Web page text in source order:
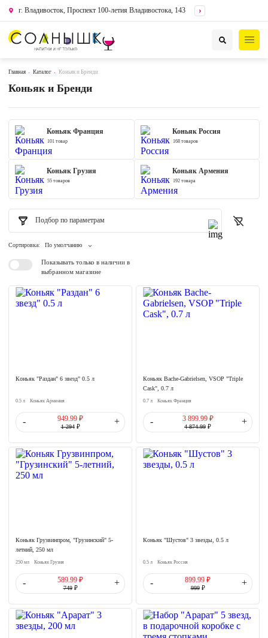
г. Владивосток, Проспект 100-летия Владивостока, 143
Главная Каталог Коньяк и Бренди
Коньяк и Бренди
Коньяк Франция
101 товар
Коньяк Россия
168 товаров
Коньяк Грузия
55 товаров
Коньяк Армения
192 товара
Подбор по параметрам
Сортировка: По умолчанию
Показывать только в наличии в
выбранном магазине
Коньяк "Раздан" 6 звезд" 0.5 л
0.5 л Коньяк Армения
- 949.99 ₽
1 294₽
+
Коньяк Bache-Gabrielsen, VSOP "Triple
Cask", 0.7 л
0.7 л Коньяк Франция
- 3 899.99 ₽
4 874.99 ₽
+
Коньяк Грузвинпром, "Грузинский" 5-
летний, 250 мл
250 мл Коньяк Грузия
- 589.99 ₽
749₽
+
Коньяк "Шустов" 3 звезды, 0.5 л
0.5 л Коньяк Россия
- 899.99 ₽
999₽
+